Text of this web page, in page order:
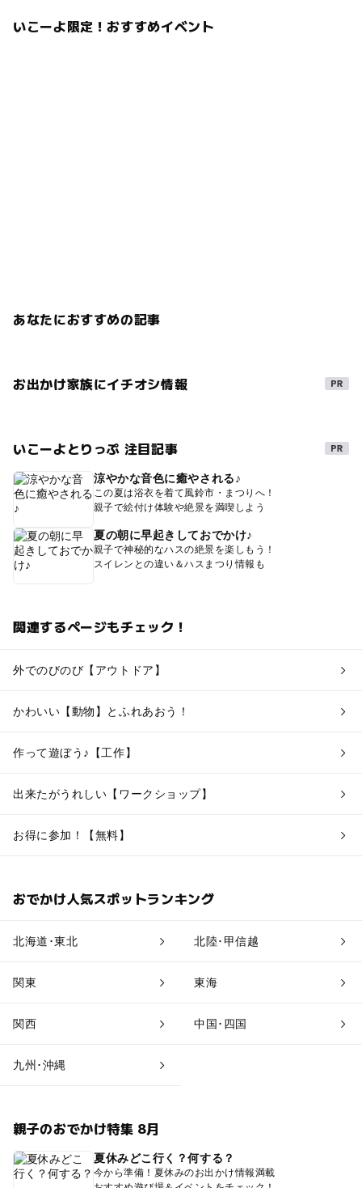
いこーよ限定！おすすめイベント
あなたにおすすめの記事
お出かけ家族にイチオシ情報
いこーよとりっぷ 注目記事
涼やかな音色に癒やされる♪
この夏は浴衣を着て風鈴市・まつりへ！
親子で絵付け体験や絶景を満喫しよう
夏の朝に早起きしておでかけ♪
親子で神秘的なハスの絶景を楽しもう！
スイレンとの違い＆ハスまつり情報も
関連するページもチェック！
外でのびのび【アウトドア】
かわいい【動物】とふれあおう！
作って遊ぼう♪【工作】
出来たがうれしい【ワークショップ】
お得に参加！【無料】
おでかけ人気スポットランキング
北海道･東北 北陸･甲信越
関東 東海
関西 中国･四国
九州･沖縄
親子のおでかけ特集 8月
夏休みどこ行く？何する？
今から準備！夏休みのお出かけ情報満載